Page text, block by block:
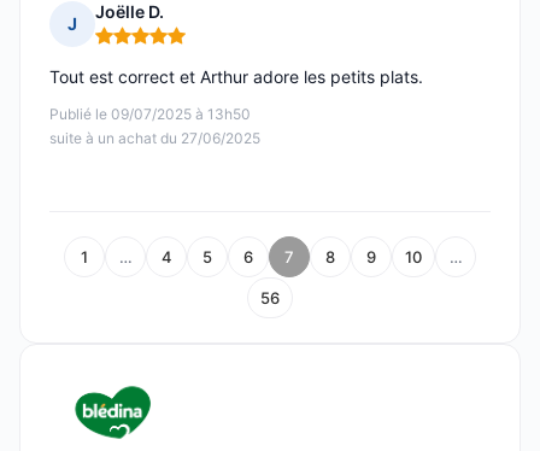
J
Joëlle D.
Note : 5 sur 5
Publié le 09/07/2025 à 13h50
suite à un achat du 27/06/2025
Tout est correct et Arthur adore les petits plats.
1 … 4 5 6 7 8 9 10 …
56